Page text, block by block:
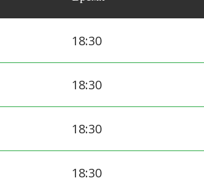
18:30
18:30
18:30
18:30